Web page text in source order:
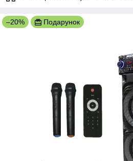
–20% Подарунок